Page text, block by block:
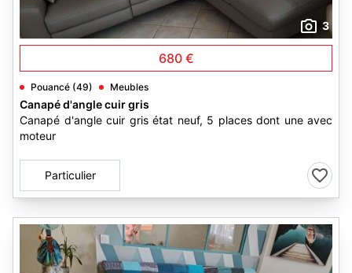
3
680 €
Pouancé (49) Meubles
Canapé d'angle cuir gris
Canapé d'angle cuir gris état neuf, 5 places dont une avec
moteur
Particulier